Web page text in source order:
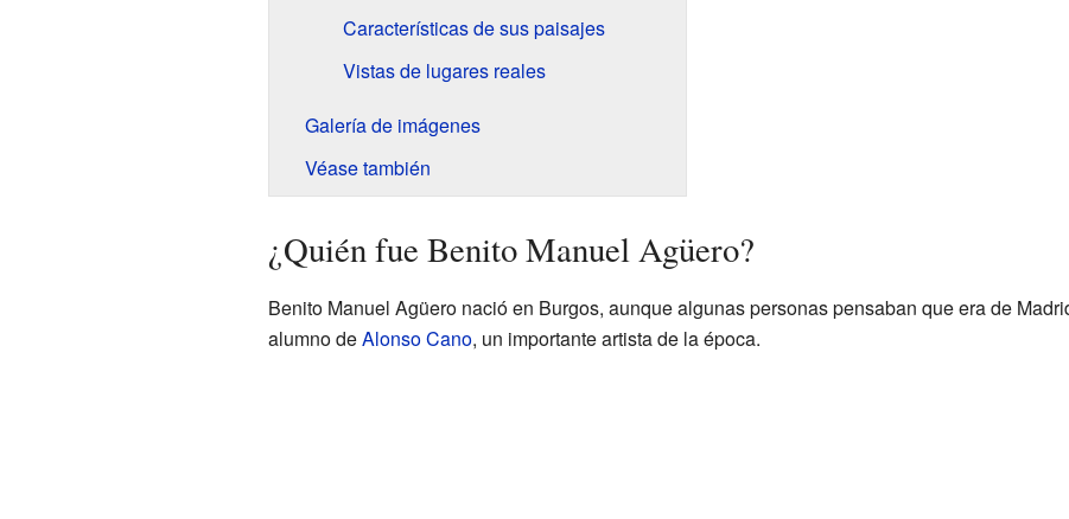
Características de sus paisajes
Vistas de lugares reales
Galería de imágenes
Véase también
¿Quién fue Benito Manuel Agüero?
Benito Manuel Agüero nació en Burgos, aunque algunas personas pensaban que era de
alumno deAlonso Cano, un importante artista de la época.